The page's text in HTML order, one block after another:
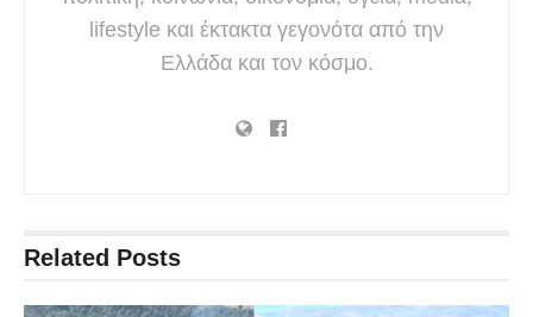
lifestyle και έκτακτα γεγονότα από την
Ελλάδα και τον κόσμο.
Related Posts